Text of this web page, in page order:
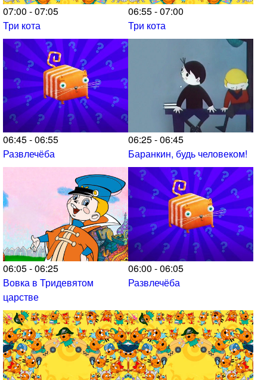
07:00 - 07:05
Три кота
06:55 - 07:00
Три кота
06:45 - 06:55
Развлечёба
06:25 - 06:45
Баранкин, будь человеком!
06:05 - 06:25
Вовка в Тридевятом
царстве
06:00 - 06:05
Развлечёба